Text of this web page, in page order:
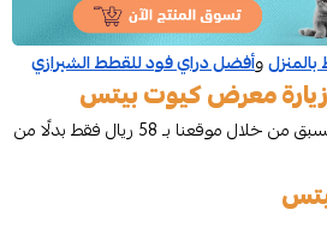
وأفضل دراي فود للقطط الشيرازي
معرض كيوت بيتس
عرض الترويش عند الحجز المسبق من خلال موقعنا بـ 58 ريال فقط بدلًا من